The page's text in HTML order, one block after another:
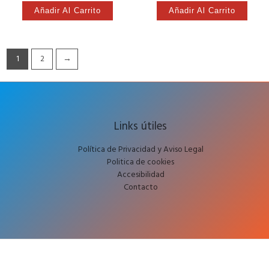
Añadir Al Carrito Añadir Al Carrito
1 2 →
Links útiles
Política de Privacidad y Aviso Legal
Politica de cookies
Accesibilidad
Contacto